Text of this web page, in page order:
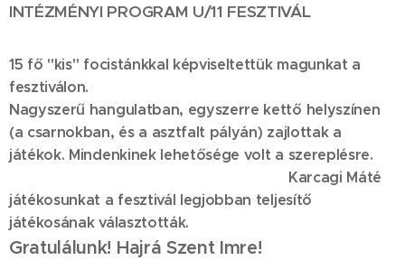
INTÉZMÉNYI PROGRAM U/11 FESZTIVÁL
15 fő "kis" focistánkkal képviseltettük magunkat a
fesztiválon.
Nagyszerű hangulatban, egyszerre kettő helyszínen
(a csarnokban, és a asztfalt pályán) zajlottak a
játékok. Mindenkinek lehetősége volt a szereplésre.
Karcagi Máté
játékosunkat a fesztivál legjobban teljesítő
játékosának választották.
Gratulálunk! Hajrá Szent Imre!